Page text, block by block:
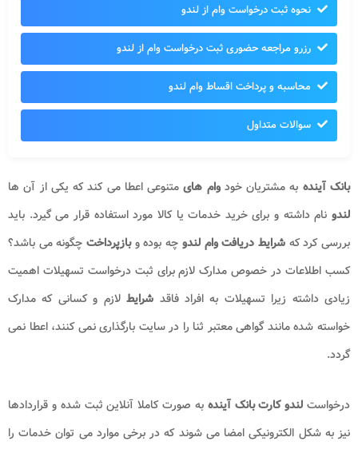
نحوه ثبت درخواست وام از لندو
رزرو مراجعه حضوری ثبت درخواست وام از لندو
محاسبه و پرداخت اقساط وام لندو
سوالات متداول
بانک آینده به مشتریان خودوام های متنوعی اعطا می کند که یکی از آن ها
لندو نام داشته و برای خرید خدمات یا کالا مورد استفاده قرار می گیرد. باید
بررسی کرد کهشرایط دریافت وام لندو چه بوده وبازپرداخت چگونه می باشد؟
کسب اطلاعات در خصوص مدارک لازم برای ثبت درخواست تسهیلات اهمیت
زیادی داشته زیرا تسهیلات به افراد فاقد شرایطلازم و کسانی که مدارک
خواسته شده مانند گواهی معتبر ثنا را در سایت بارگذاری نمی کنند، اعطا نمی
گردد.
درخواست لندو کارت بانک آینده به صورت کاملا آنلاین ثبت شده و قراردادها
نیز به شکل الکترونیکی امضا می شوند که در برخی موارد می توان خدمات را